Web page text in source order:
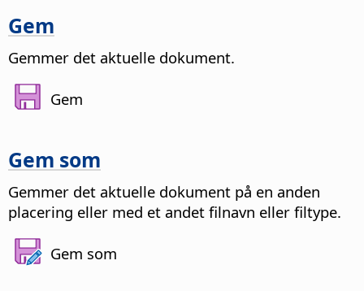
Gem
Gemmer det aktuelle dokument.
Gem
Gem som
Gemmer det aktuelle dokument på en anden
placering eller med et andet filnavn eller filtype.
Gem som